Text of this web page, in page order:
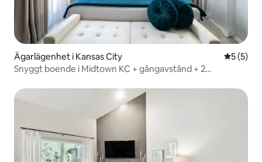
Ägarlägenhet i Kansas City 5 av 5 i
5 (5)
Snyggt boende i Midtown KC + gångavstånd + 2